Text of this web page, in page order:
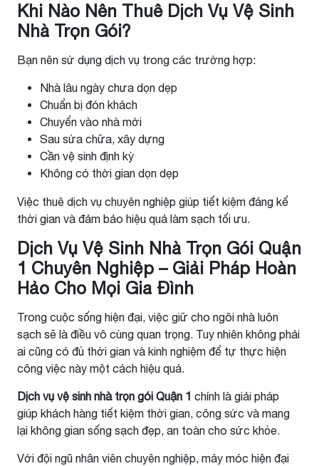
Khi Nào Nên Thuê Dịch Vụ Vệ Sinh
Nhà Trọn Gói?
Bạn nên sử dụng dịch vụ trong các trường hợp:
Nhà lâu ngày chưa dọn dẹp
Chuẩn bị đón khách
Chuyển vào nhà mới
Sau sửa chữa, xây dựng
Cần vệ sinh định kỳ
Không có thời gian dọn dẹp
Việc thuê dịch vụ chuyên nghiệp giúp tiết kiệm đáng kể
thời gian và đảm bảo hiệu quả làm sạch tối ưu.
Dịch Vụ Vệ Sinh Nhà Trọn Gói Quận
1 Chuyên Nghiệp – Giải Pháp Hoàn
Hảo Cho Mọi Gia Đình
Trong cuộc sống hiện đại, việc giữ cho ngôi nhà luôn
sạch sẽ là điều vô cùng quan trọng. Tuy nhiên không phải
ai cũng có đủ thời gian và kinh nghiệm để tự thực hiện
công việc này một cách hiệu quả.
Dịch vụ vệ sinh nhà trọn gói Quận 1 chính là giải pháp
giúp khách hàng tiết kiệm thời gian, công sức và mang
lại không gian sống sạch đẹp, an toàn cho sức khỏe.
Với đội ngũ nhân viên chuyên nghiệp, máy móc hiện đại